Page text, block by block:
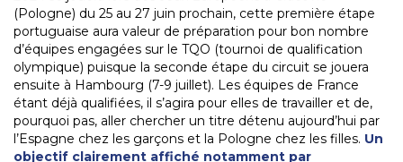
(Pologne) du 25 au 27 juin prochain, cette première étape
portuguaise aura valeur de préparation pour bon nombre
d’équipes engagées sur le TQO (tournoi de qualification
olympique) puisque la seconde étape du circuit se jouera
ensuite à Hambourg (7-9 juillet). Les équipes de France
étant déjà qualifiées, il s’agira pour elles de travailler et de,
pourquoi pas, aller chercher un titre détenu aujourd’hui par
l’Espagne chez les garçons et la Pologne chez les filles. Un
objectif clairement affiché notamment par